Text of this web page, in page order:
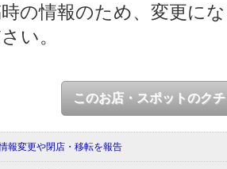
の情報のため、変更に
い。
このお店・スポットのク
報変更や閉店・移転を報告